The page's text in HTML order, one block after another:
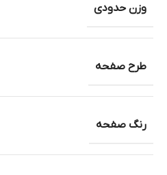
وزن حدودی
طرح صفحه
رنگ صفحه